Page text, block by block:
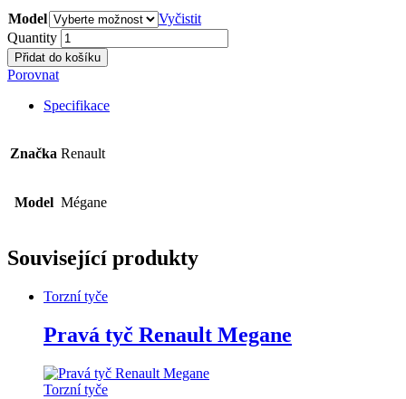
Model
Vyčistit
Quantity
Přidat do košíku
Porovnat
Specifikace
Značka Renault
Model Mégane
Související produkty
Torzní tyče
Pravá tyč Renault Megane
Torzní tyče